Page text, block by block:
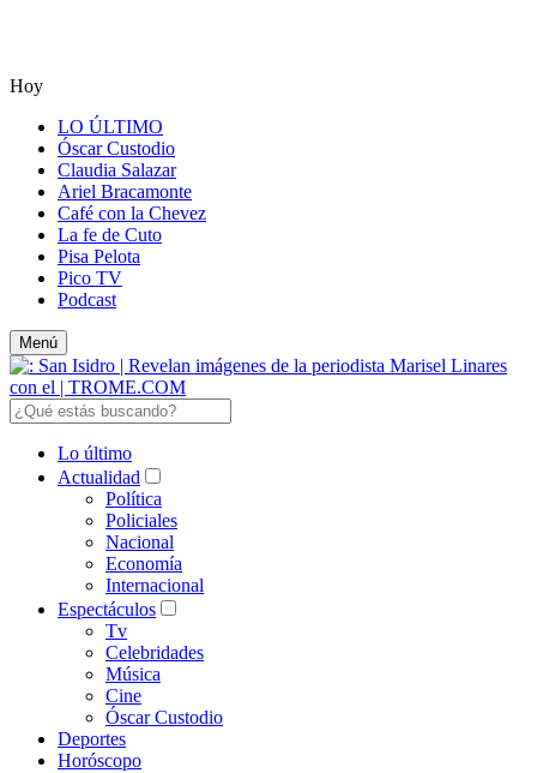
Hoy
LO ÚLTIMO
Óscar Custodio
Claudia Salazar
Ariel Bracamonte
Café con la Chevez
La fe de Cuto
Pisa Pelota
Pico TV
Podcast
Menú
Lo último
Actualidad
Política
Policiales
Nacional
Economía
Internacional
Espectáculos
Tv
Celebridades
Música
Cine
Óscar Custodio
Deportes
Horóscopo